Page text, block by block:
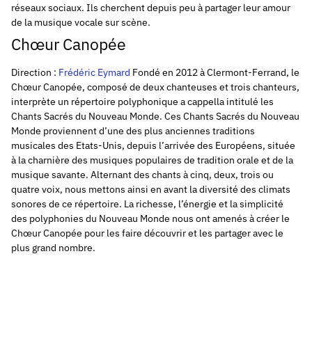
réseaux sociaux. Ils cherchent depuis peu à partager leur amour
de la musique vocale sur scène.
Chœur Canopée
Direction : Frédéric Eymard Fondé en 2012 à Clermont-Ferrand, le
Chœur Canopée, composé de deux chanteuses et trois chanteurs,
interprète un répertoire polyphonique a cappella intitulé les
Chants Sacrés du Nouveau Monde. Ces Chants Sacrés du Nouveau
Monde proviennent d’une des plus anciennes traditions
musicales des Etats-Unis, depuis l’arrivée des Européens, située
à la charnière des musiques populaires de tradition orale et de la
musique savante. Alternant des chants à cinq, deux, trois ou
quatre voix, nous mettons ainsi en avant la diversité des climats
sonores de ce répertoire. La richesse, l’énergie et la simplicité
des polyphonies du Nouveau Monde nous ont amenés à créer le
Chœur Canopée pour les faire découvrir et les partager avec le
plus grand nombre.